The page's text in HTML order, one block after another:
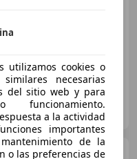
911911 Turbo S
utilizamos cookies o
necesarias
del sitio web y para
a la actividad
importantes
de la
o las preferencias de